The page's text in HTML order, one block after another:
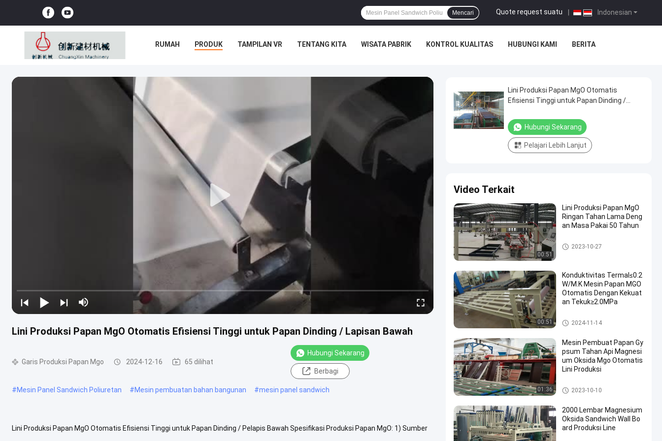
Indonesian
Quote request suatu
Mencari
RUMAH PRODUK TAMPILAN VR TENTANG KITA WISATA PABRIK KONTROL KUALITAS HUBUNGI KAMI BERITA
Lini Produksi Papan MgO Otomatis Efisiensi Tinggi untuk Papan Dinding / Lapisan Bawah
Garis Produksi Papan Mgo 2024-12-16 65 dilihat
Hubungi Sekarang
Berbagi
#Mesin Panel Sandwich Poliuretan #Mesin pembuatan bahan bangunan #mesin panel sandwich
Lini Produksi Papan MgO Otomatis Efisiensi Tinggi untuk Papan Dinding / Pelapis Bawah Spesifikasi Produksi Papan MgO: 1) Sumber
Lini Produksi Papan MgO Otomatis
Efisiensi Tinggi untuk Papan Dinding /
Hubungi Sekarang
Pelajari Lebih Lanjut
Video Terkait
00:51
Lini Produksi Papan MgO
Ringan Tahan Lama Deng
an Masa Pakai 50 Tahun
Garis Produksi Papan Mgo
2023-10-27
00:51
Konduktivitas Termal≤0.2
W/M.K Mesin Papan MGO
Otomatis Dengan Kekuat
an Tekuk≥2.0MPa
Garis Produksi Papan Mgo
2024-11-14
01:36
Mesin Pembuat Papan Gy
psum Tahan Api Magnesi
um Oksida Mgo Otomatis
Lini Produksi
Garis Produksi Papan Mgo
2023-10-10
2000 Lembar Magnesium
Oksida Sandwich Wall Bo
ard Produksi Line